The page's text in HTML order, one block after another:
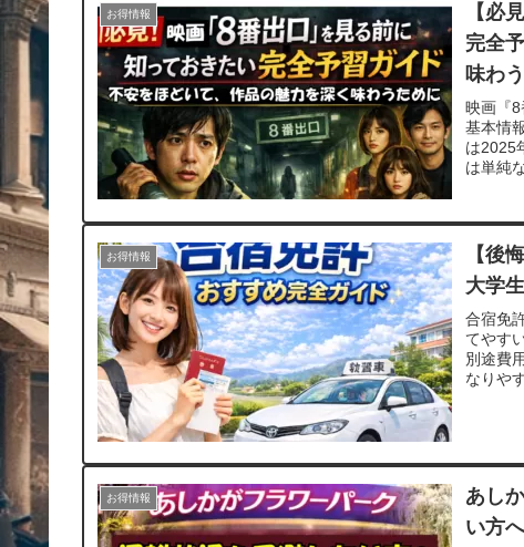
お得情報
【必
完全
味わ
映画『
基本情
は2025
は単純
ため、
お得情報
【後
大学
合宿免
てやす
別途費
なりや
お得情報
あし
い方